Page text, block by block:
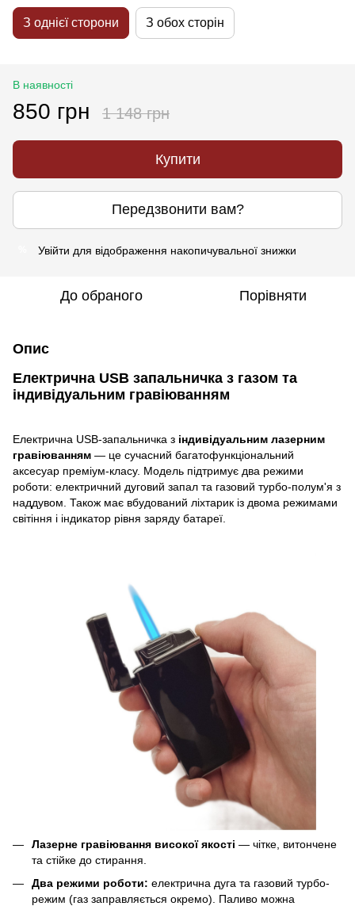
З однієї сторони З обох сторін
В наявності
850 грн 1 148 грн
Купити
Передзвонити вам?
Увійти для відображення накопичувальної знижки
До обраного Порівняти
Опис
Електрична USB запальничка з газом та
індивідуальним гравіюванням
Електрична USB-запальничка з індивідуальним лазерним
гравіюванням — це сучасний багатофункціональний
аксесуар преміум-класу. Модель підтримує два режими
роботи: електричний дуговий запал та газовий турбо-полум'я з
наддувом. Також має вбудований ліхтарик із двома режимами
світіння і індикатор рівня заряду батареї.
Лазерне гравіювання високої якості — чітке, витончене
та стійке до стирання.
Два режими роботи: електрична дуга та газовий турбо-
режим (газ заправляється окремо). Паливо можна